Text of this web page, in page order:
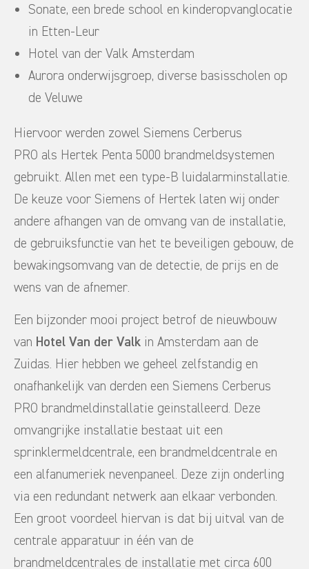
Sonate, een brede school en kinderopvanglocatie
in Etten-Leur
Hotel van der Valk Amsterdam
Aurora onderwijsgroep, diverse basisscholen op
de Veluwe
Hiervoor werden zowel Siemens Cerberus
PRO als Hertek Penta 5000 brandmeldsystemen
gebruikt. Allen met een type-B luidalarminstallatie.
De keuze voor Siemens of Hertek laten wij onder
andere afhangen van de omvang van de installatie,
de gebruiksfunctie van het te beveiligen gebouw, de
bewakingsomvang van de detectie, de prijs en de
wens van de afnemer.
Een bijzonder mooi project betrof de nieuwbouw
van Hotel Van der Valk in Amsterdam aan de
Zuidas. Hier hebben we geheel zelfstandig en
onafhankelijk van derden een Siemens Cerberus
PRO brandmeldinstallatie geinstalleerd. Deze
omvangrijke installatie bestaat uit een
sprinklermeldcentrale, een brandmeldcentrale en
een alfanumeriek nevenpaneel. Deze zijn onderling
via een redundant netwerk aan elkaar verbonden.
Een groot voordeel hiervan is dat bij uitval van de
centrale apparatuur in één van de
brandmeldcentrales de installatie met circa 600